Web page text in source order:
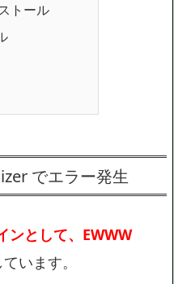
トール
でエラー発生
ンとして、EWWW
ています。